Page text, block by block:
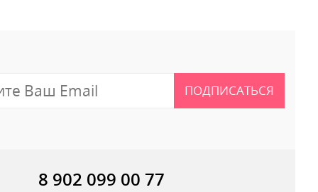
ПОДПИСАТЬСЯ
8 902 099 00 77